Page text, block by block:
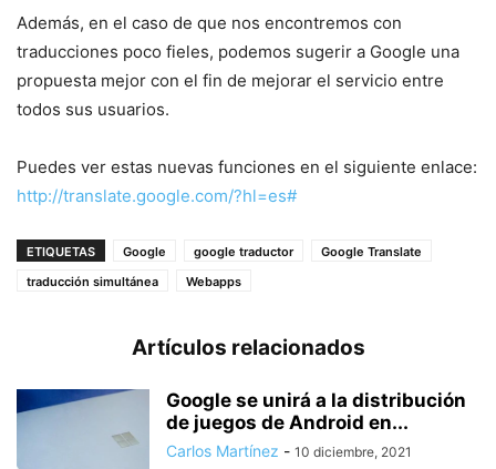
Además, en el caso de que nos encontremos con
traducciones poco fieles, podemos sugerir a Google una
propuesta mejor con el fin de mejorar el servicio entre
todos sus usuarios.
Puedes ver estas nuevas funciones en el siguiente enlace:
http://translate.google.com/?hl=es#
ETIQUETAS Google google traductor
Google Translate
traducción simultánea
Webapps
Artículos relacionados
Google se unirá a la distribución
de juegos de Android en...
Carlos Martínez - 10 diciembre, 2021